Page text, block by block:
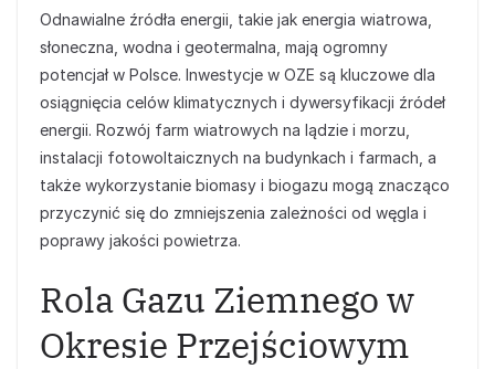
Odnawialne źródła energii, takie jak energia wiatrowa,
słoneczna, wodna i geotermalna, mają ogromny
potencjał w Polsce. Inwestycje w OZE są kluczowe dla
osiągnięcia celów klimatycznych i dywersyfikacji źródeł
energii. Rozwój farm wiatrowych na lądzie i morzu,
instalacji fotowoltaicznych na budynkach i farmach, a
także wykorzystanie biomasy i biogazu mogą znacząco
przyczynić się do zmniejszenia zależności od węgla i
poprawy jakości powietrza.
Rola Gazu Ziemnego w
Okresie Przejściowym